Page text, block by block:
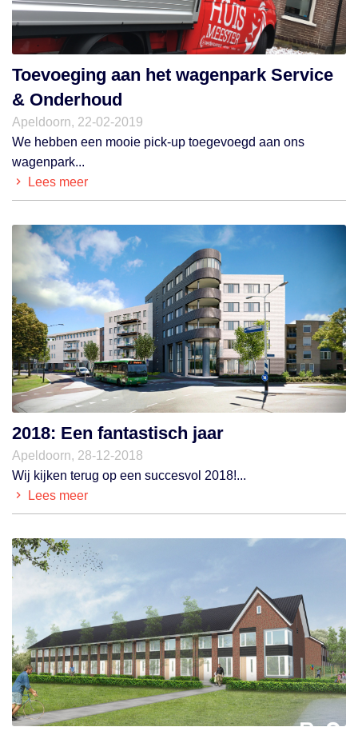
Toevoeging aan het wagenpark Service
& Onderhoud
Apeldoorn, 22-02-2019
We hebben een mooie pick-up toegevoegd aan ons
wagenpark...
Lees meer
2018: Een fantastisch jaar
Apeldoorn, 28-12-2018
Wij kijken terug op een succesvol 2018!...
Lees meer